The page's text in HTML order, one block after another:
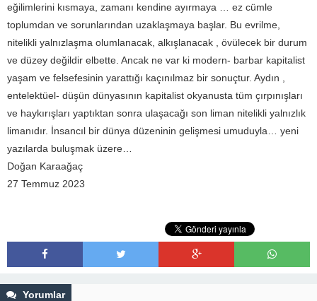
eğilimlerini kısmaya, zamanı kendine ayırmaya … ez cümle
toplumdan ve sorunlarından uzaklaşmaya başlar. Bu evrilme,
nitelikli yalnızlaşma olumlanacak, alkışlanacak , övülecek bir durum
ve düzey değildir elbette. Ancak ne var ki modern- barbar kapitalist
yaşam ve felsefesinin yarattığı kaçınılmaz bir sonuçtur. Aydın ,
entelektüel- düşün dünyasının kapitalist okyanusta tüm çırpınışları
ve haykırışları yaptıktan sonra ulaşacağı son liman nitelikli yalnızlık
limanıdır. İnsancıl bir dünya düzeninin gelişmesi umuduyla… yeni
yazılarda buluşmak üzere…
Doğan Karaağaç
27 Temmuz 2023
Yorumlar